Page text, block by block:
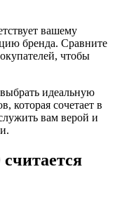
вашему
бренда. Сравните
чтобы
идеальную
которая сочетает в
вам верой и